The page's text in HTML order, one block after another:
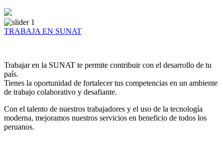
TRABAJA EN SUNAT
Trabajar en la SUNAT te permite contribuir con el desarrollo de tu
país.
Tienes la oportunidad de fortalecer tus competencias en un ambiente
de trabajo colaborativo y desafiante.
Con el talento de nuestros trabajadores y el uso de la tecnología
moderna, mejoramos nuestros servicios en beneficio de todos los
peruanos.